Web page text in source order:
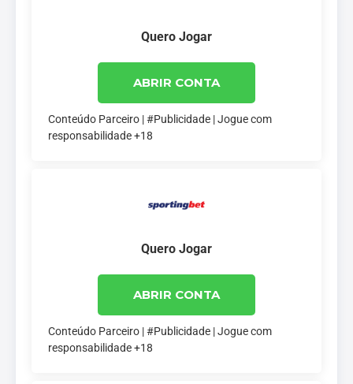
Quero Jogar
ABRIR CONTA
Conteúdo Parceiro | #Publicidade | Jogue com
responsabilidade +18
Quero Jogar
ABRIR CONTA
Conteúdo Parceiro | #Publicidade | Jogue com
responsabilidade +18